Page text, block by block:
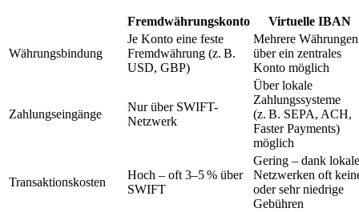
Fremdwährungskonto Virtuelle IBAN
Währungsbindung
Je Konto eine feste
Fremdwährung (z. B.
USD, GBP)
Mehrere Währungen
über ein zentrales
Konto möglich
Zahlungseingänge
Nur über SWIFT-
Netzwerk
Über lokale
Zahlungssysteme
(z. B. SEPA, ACH,
Faster Payments)
möglich
Transaktionskosten
Hoch – oft 3–5 % über
SWIFT
Gering – dank
Netzwerken oft
oder sehr niedrige
Gebühren